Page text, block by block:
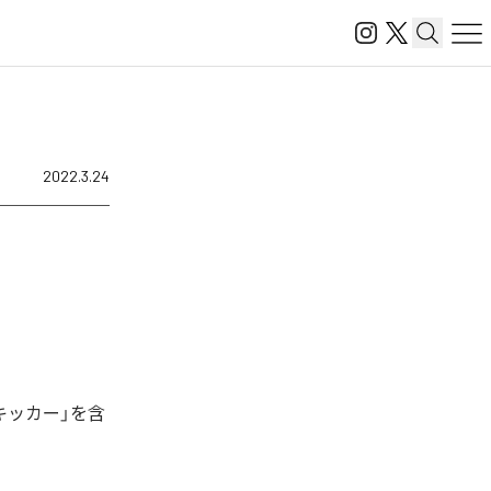
2022.3.24
カー」を含